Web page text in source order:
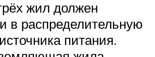
жил должен
в распределительную
питания.